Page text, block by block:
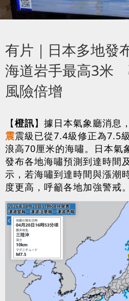
有片｜​日本多地發
海道岩手最高3米
風險倍增
【橙訊】據日本氣象廳消息
震震級已從7.4級修正為7.5
浪高70厘米的海嘯。日本氣
發布各地海嘯預測到達時間
示，若海嘯到達時間與漲潮
度更高，呼籲各地加強警戒。